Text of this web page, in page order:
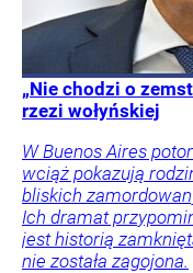
„Nie chodzi o
rzezi wołyńskiej
W Buenos Aires
wciąż pokazują
bliskich
Ich dramat
jest historią
nie została zagojona.